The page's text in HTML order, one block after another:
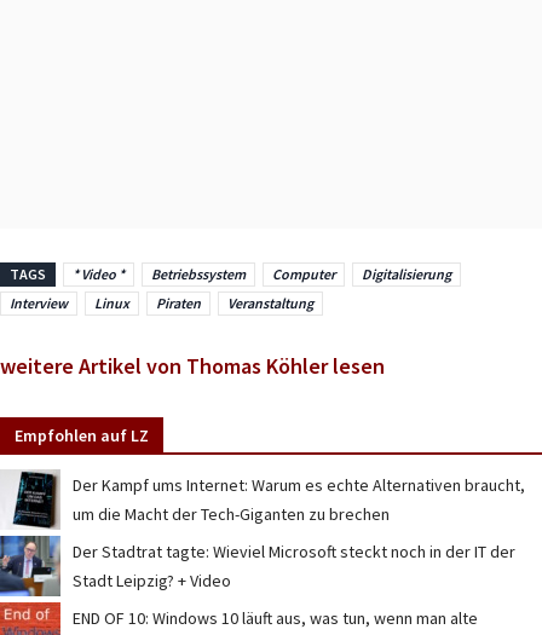
TAGS * Video * Betriebssystem Computer
Digitalisierung
Interview
Linux Piraten Veranstaltung
weitere Artikel von Thomas Köhler lesen
Empfohlen auf LZ
Der Kampf ums Internet: Warum es echte Alternativen braucht,
um die Macht der Tech-Giganten zu brechen
Der Stadtrat tagte: Wieviel Microsoft steckt noch in der IT der
Stadt Leipzig? + Video
END OF 10: Windows 10 läuft aus, was tun, wenn man alte